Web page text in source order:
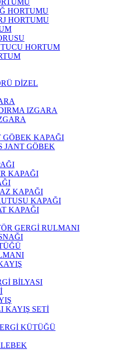
HORTUMU
HORTUMU
HORTUM
DİZEL
IZGARA
GÖBEK KAPAĞI
JANT GÖBEK
KAPAĞI
KAPAĞI
KAPAĞI
KAPAĞI
GERGİ RULMANI
BİLYASI
KAYIŞ SETİ
KÜTÜĞÜ